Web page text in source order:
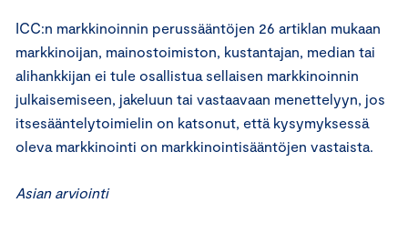
ICC:n markkinoinnin perussääntöjen 26 artiklan mukaan
markkinoijan, mainostoimiston, kustantajan, median tai
alihankkijan ei tule osallistua sellaisen markkinoinnin
julkaisemiseen, jakeluun tai vastaavaan menettelyyn, jos
itsesääntelytoimielin on katsonut, että kysymyksessä
oleva markkinointi on markkinointisääntöjen vastaista.
Asian arviointi